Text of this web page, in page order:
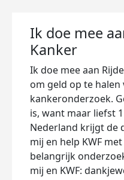
Ik doe mee
Kanker
Ik doe mee aan
om geld op te
kankeronderzoek.
is, want maar liefst
Nederland krijgt de
mij en help KWF
belangrijk
mij en KWF: